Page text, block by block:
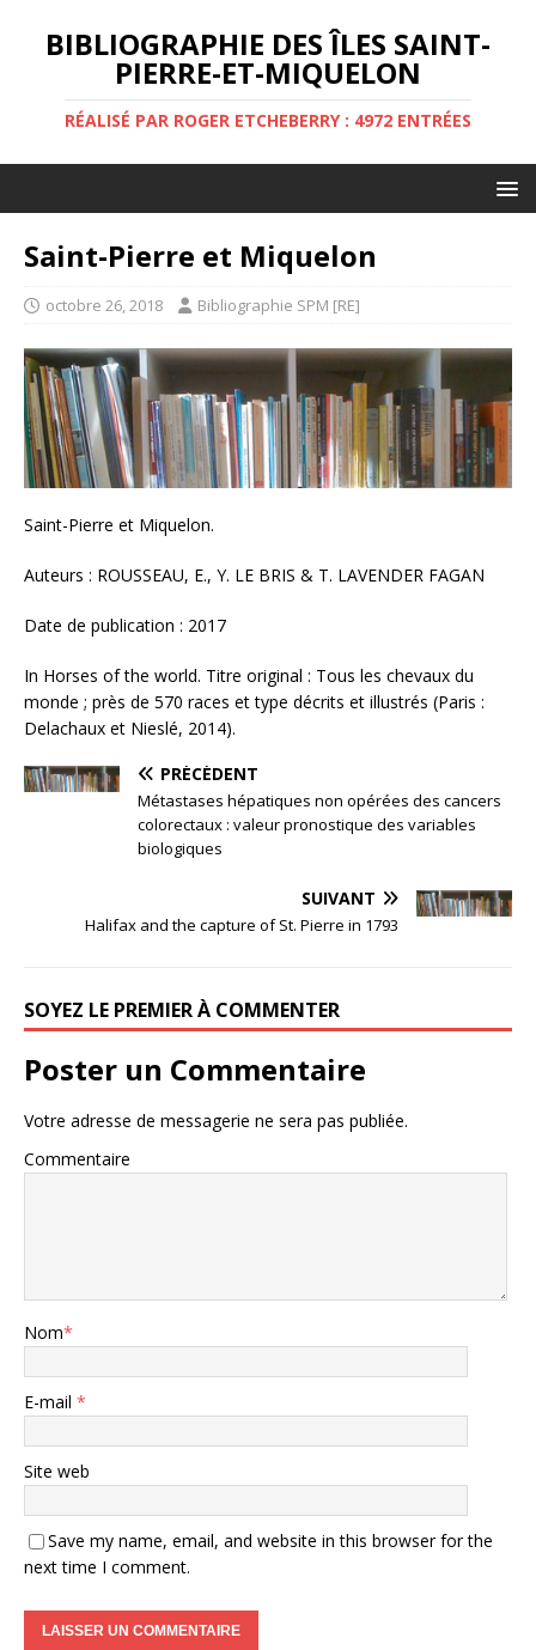
BIBLIOGRAPHIE DES ÎLES SAINT-
PIERRE-ET-MIQUELON
RÉALISÉ PAR ROGER ETCHEBERRY : 4972 ENTRÉES
Saint-Pierre et Miquelon
octobre 26, 2018 Bibliographie SPM [RE]
Saint-Pierre et Miquelon.
Auteurs : ROUSSEAU, E., Y. LE BRIS & T. LAVENDER FAGAN
Date de publication : 2017
In Horses of the world. Titre original : Tous les chevaux du
monde ; près de 570 races et type décrits et illustrés (Paris :
Delachaux et Nieslé, 2014).
PRÉCÉDENT
Métastases hépatiques non opérées des cancers
colorectaux : valeur pronostique des variables
biologiques
SUIVANT
Halifax and the capture of St. Pierre in 1793
SOYEZ LE PREMIER À COMMENTER
Poster un Commentaire
Votre adresse de messagerie ne sera pas publiée.
Commentaire
Nom*
E-mail *
Site web
Save my name, email, and website in this browser for the
next time I comment.